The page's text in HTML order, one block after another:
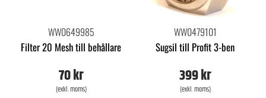
WW0649985
Filter 20 Mesh till behållare
70 kr
(exkl. moms)
WW0479101
Sugsil till Profit 3-ben
399 kr
(exkl. moms)